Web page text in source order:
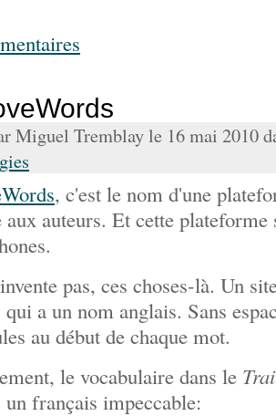
Miguel Tremblay le 16 mai 2010
, c'est le nom d'une
aux auteurs. Et cette
pas, ces choses-là. Un
a un nom anglais. Sans
au début de chaque mot.
le vocabulaire dans le
un français impeccable: